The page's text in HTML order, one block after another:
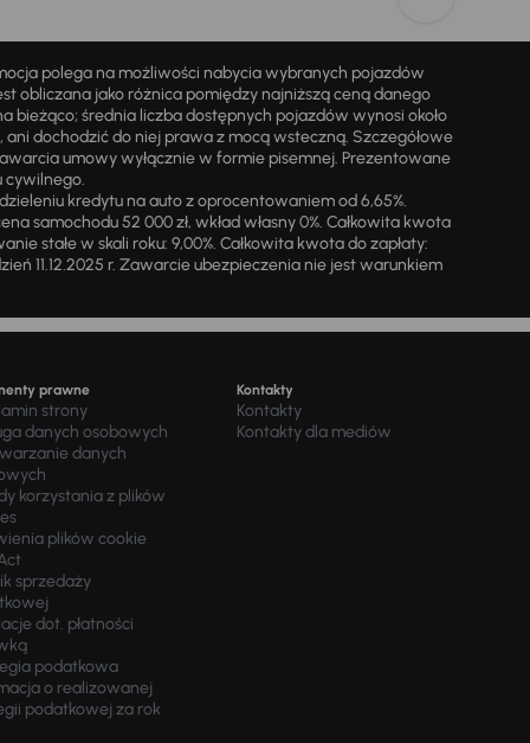
polega na możliwości nabycia wybranych pojazdów
obliczana jako różnica pomiędzy najniższą ceną danego
bieżąco; średnia liczba dostępnych pojazdów wynosi około
dochodzić do niej prawa z mocą wsteczną. Szczegółowe
umowy wyłącznie w formie pisemnej. Prezentowane
cywilnego.
kredytu na auto z oprocentowaniem od 6,65%.
samochodu 52 000 zł, wkład własny 0%. Całkowita kwota
stałe w skali roku: 9,00%. Całkowita kwota do zapłaty:
11.12.2025 r. Zawarcie ubezpieczenia nie jest warunkiem
prawne
strony
danych osobowych
danych
korzystania z plików
plików cookie
sprzedaży
dot. płatności
podatkowa
o realizowanej
podatkowej za rok
Kontakty
Kontakty
Kontakty dla mediów